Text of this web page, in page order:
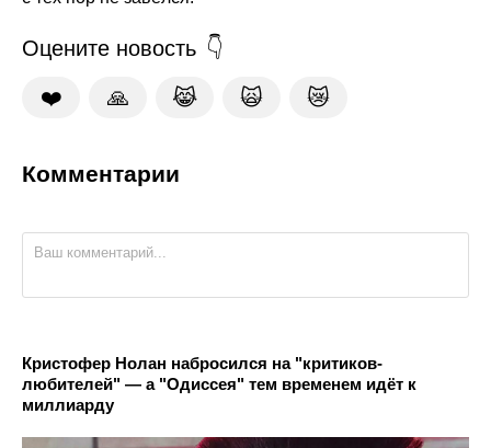
Оцените новость
❤️ 🙏 😹 🙀 😿
Комментарии
Кристофер Нолан набросился на "критиков-
любителей" — а "Одиссея" тем временем идёт к
миллиарду